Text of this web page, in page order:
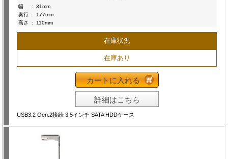
幅
:
31mm
奥行 :
177mm
高さ
: 110mm
在庫状況
在庫あり
カートに入れる
詳細はこちら
USB3.2 Gen.2接続 3.5インチ SATA HDDケース